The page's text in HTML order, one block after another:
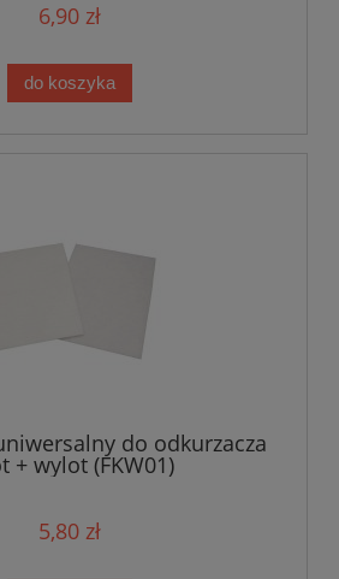
6,90 zł
do koszyka
do odkurzacza
+ wylot (FKW01)
5,80 zł